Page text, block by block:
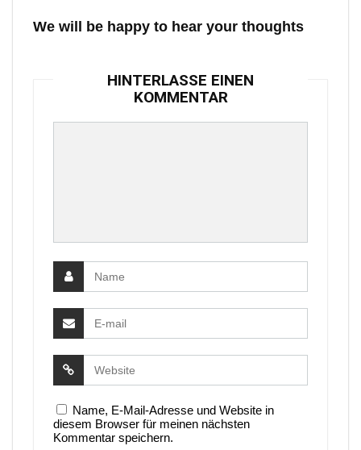
We will be happy to hear your thoughts
HINTERLASSE EINEN
KOMMENTAR
Name, E-Mail-Adresse und Website in
diesem Browser für meinen nächsten
Kommentar speichern.